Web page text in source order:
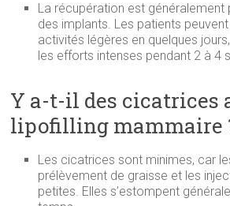
La récupération est généralement
des implants. Les patients
activités légères en quelques
les efforts intenses pendant 2 à 4
Y a-t-il des cicatrices
lipofilling mammaire
Les cicatrices sont minimes, car
prélèvement de graisse et les
petites. Elles s’estompent